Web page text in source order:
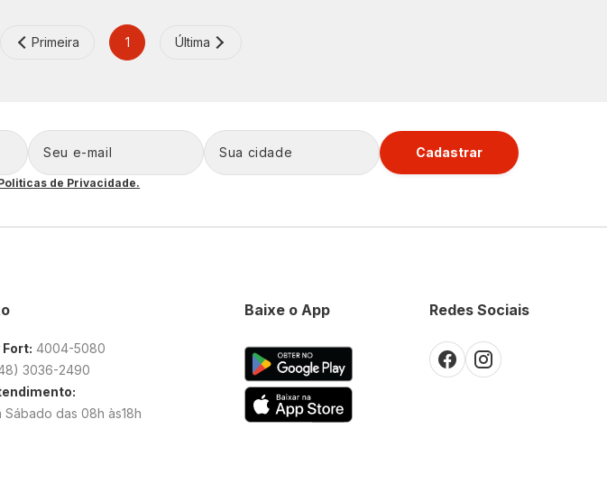
Primeira 1 Última
Cadastrar
de Privacidade.
Fort: 4004-5080
3036-2490
Sábado das 08h às18h
Redes Sociais
Baixe o App